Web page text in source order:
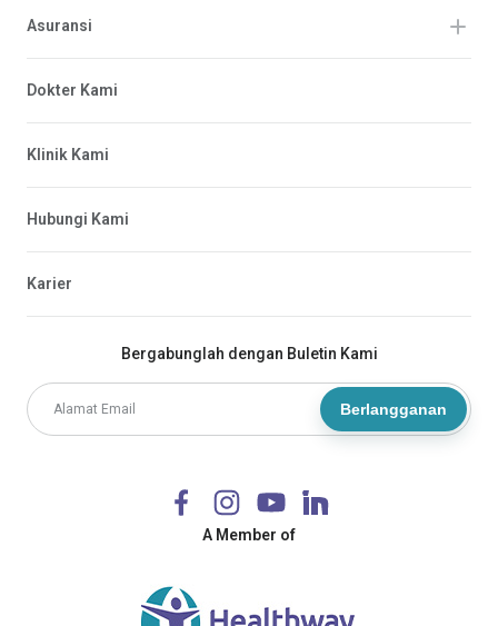
Bergabunglah dengan Buletin Kami
Berlangganan
A Member of
Asuransi
Dokter Kami
Klinik Kami
Hubungi Kami
Karier